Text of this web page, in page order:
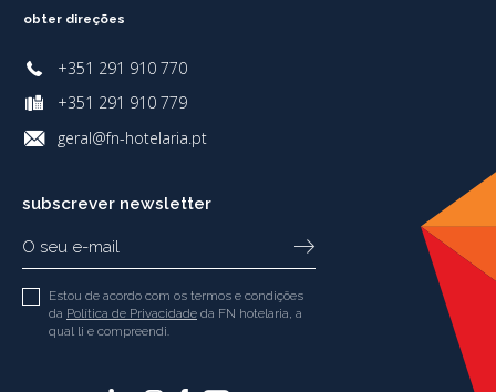
obter direções
+351 291 910 770
+351 291 910 779
geral@fn-hotelaria.pt
subscrever newsletter
Estou de acordo com os termos e condições
da Política de Privacidade da FN hotelaria, a
qual li e compreendi.